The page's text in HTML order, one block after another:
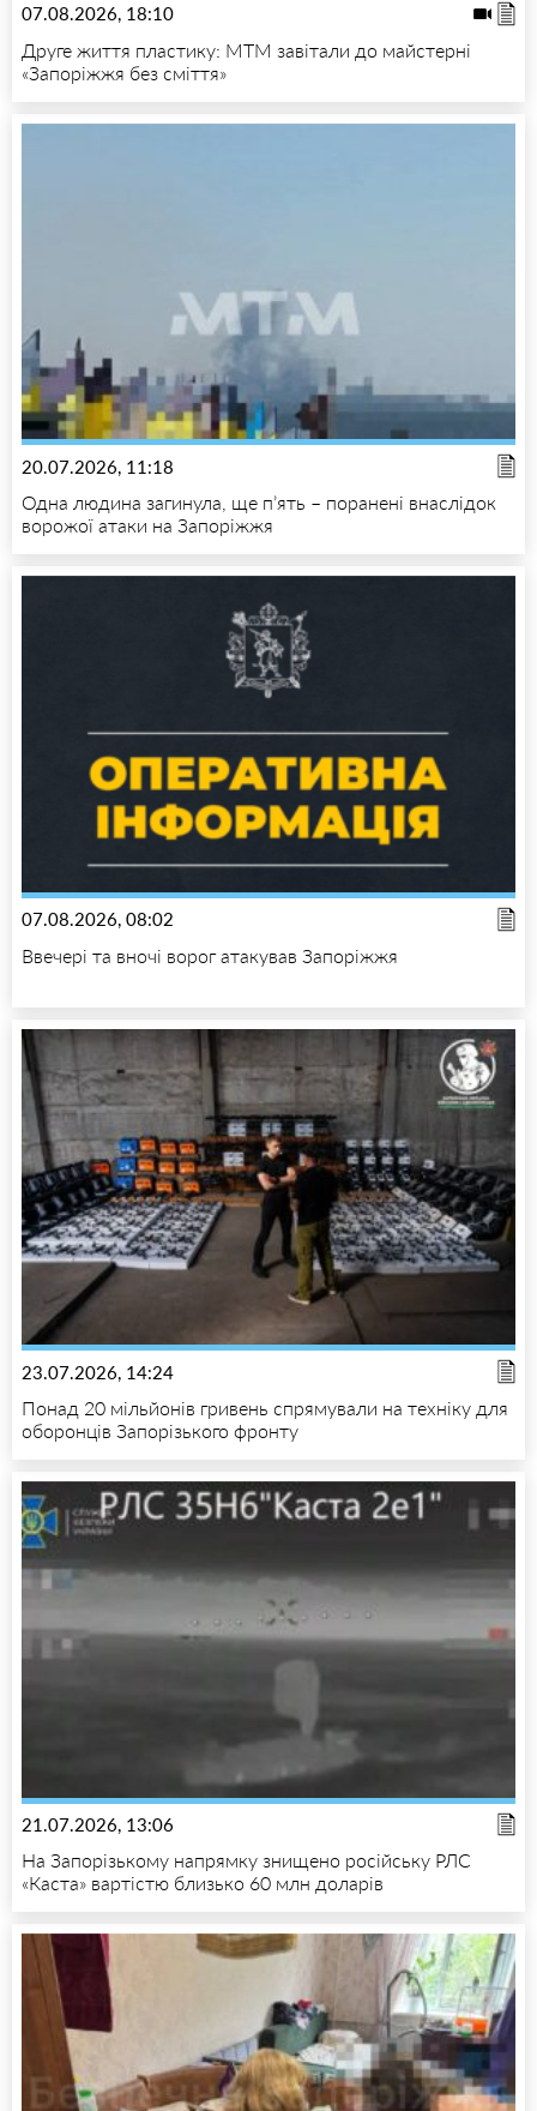
07.08.2026, 18:10
Друге життя пластику: МТМ завітали до майстерні
«Запоріжжя без сміття»
20.07.2026, 11:18
Одна людина загинула, ще п’ять – поранені внаслідок
ворожої атаки на Запоріжжя
07.08.2026, 08:02
Ввечері та вночі ворог атакував Запоріжжя
23.07.2026, 14:24
Понад 20 мільйонів гривень спрямували на техніку для
оборонців Запорізького фронту
21.07.2026, 13:06
На Запорізькому напрямку знищено російську РЛС
«Каста» вартістю близько 60 млн доларів